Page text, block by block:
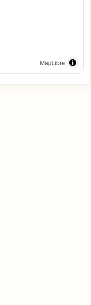
MapLibre